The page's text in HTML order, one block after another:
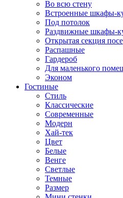
Во всю стену
Встроенные шкафы-
Под потолок
Раздвижные шкафы-
Открытая секция
Распашные
Гардероб
Для маленького
Эконом
Гостиные
Стиль
Классические
Современные
Модерн
Хай-тек
Цвет
Белые
Венге
Светлые
Темные
Размер